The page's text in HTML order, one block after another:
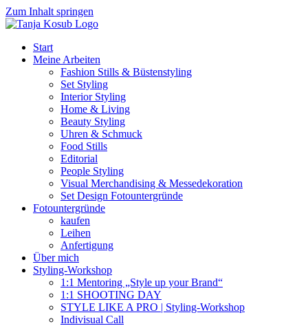
Zum Inhalt springen
Start
Meine Arbeiten
Fashion Stills & Büstenstyling
Set Styling
Interior Styling
Home & Living
Beauty Styling
Uhren & Schmuck
Food Stills
Editorial
People Styling
Visual Merchandising & Messedekoration
Set Design Fotountergründe
Fotountergründe
kaufen
Leihen
Anfertigung
Über mich
Styling-Workshop
1:1 Mentoring „Style up your Brand“
1:1 SHOOTING DAY
STYLE LIKE A PRO | Styling-Workshop
Indivisual Call